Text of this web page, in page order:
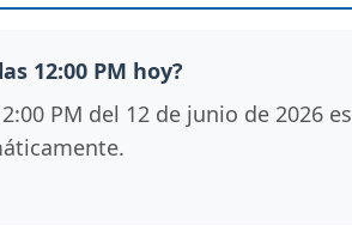
12:00 PM hoy?
PM del 12 de junio de 2026 es